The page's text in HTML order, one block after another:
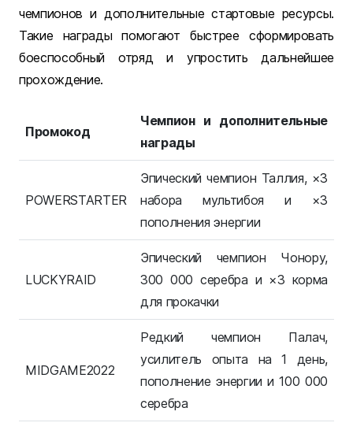
чемпионов и дополнительные стартовые ресурсы.
Такие награды помогают быстрее сформировать
боеспособный отряд и упростить дальнейшее
прохождение.
Промокод
Чемпион и дополнительные
награды
POWERSTARTER
Эпический чемпион Таллия, ×3
набора мультибоя и ×3
пополнения энергии
LUCKYRAID
Эпический чемпион Чонору,
300 000 серебра и ×3 корма
для прокачки
MIDGAME2022
Редкий чемпион Палач,
усилитель опыта на 1 день,
пополнение энергии и 100 000
серебра